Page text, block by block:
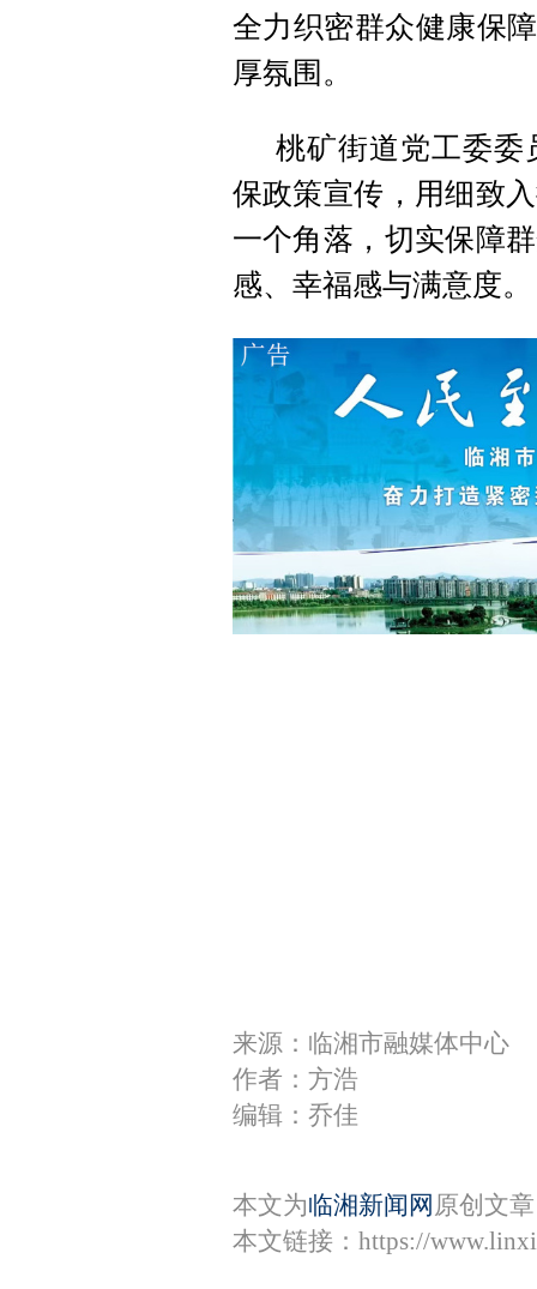
全力织密群众健康保
厚氛围。
桃矿街道党工委委
保政策宣传，用细致
一个角落，切实保障
感、幸福感与满意度。
来源：临湘市融媒体中心
作者：方浩
编辑：乔佳
本文为临湘新闻网 原创文
本文链接： https://